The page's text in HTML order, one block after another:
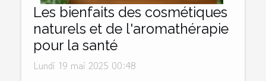
Les bienfaits des cosmétiques
naturels et de l'aromathérapie
pour la santé
Lundi 19 mai 2025 00:48